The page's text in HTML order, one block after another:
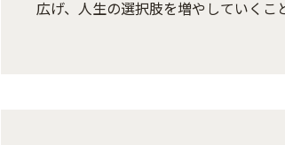
広げ、人生の選択肢を増やしていくこ